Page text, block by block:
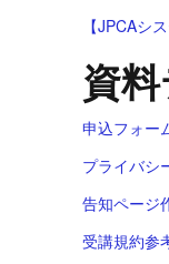
【JPCAシ
資
申込フォー
プライバシ
告知ページ
受講規約参